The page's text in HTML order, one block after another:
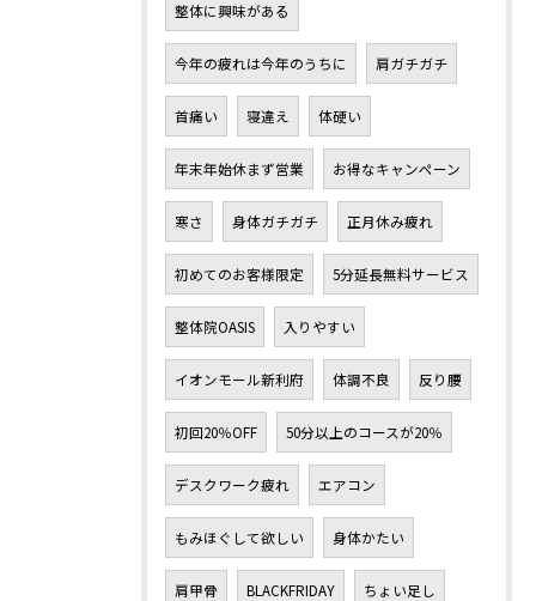
整体に興味がある
今年の疲れは今年のうちに 肩ガチガチ
首痛い 寝違え 体硬い
年末年始休まず営業 お得なキャンペーン
寒さ 身体ガチガチ 正月休み疲れ
初めてのお客様限定 5分延長無料サービス
整体院OASIS 入りやすい
イオンモール新利府 体調不良 反り腰
初回20％OFF 50分以上のコースが20％
デスクワーク疲れ エアコン
もみほぐして欲しい 身体かたい
肩甲骨 BLACKFRIDAY ちょい足し